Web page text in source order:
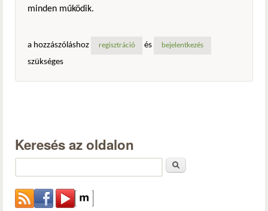
minden működik.
a hozzászóláshoz regisztráció és bejelentkezés
szükséges
Keresés az oldalon